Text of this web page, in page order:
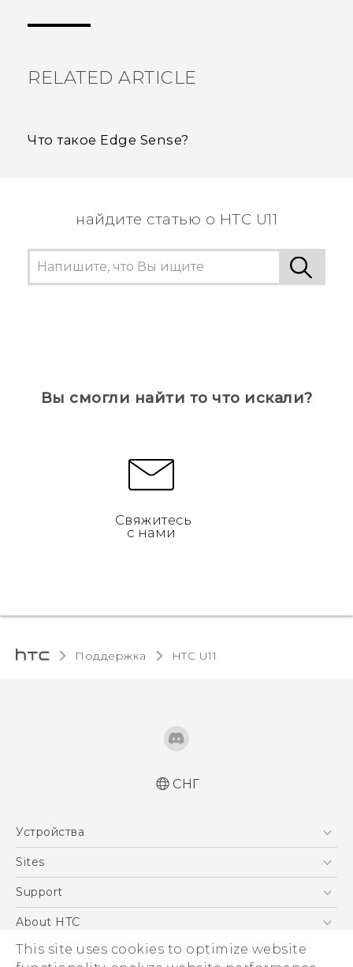
This site uses cookies to optimize website
RELATED ARTICLE
Что такое Edge Sense?
найдите статью о HTC U11
Вы смогли найти то что искали?
Свяжитесь
с нами
Поддержка HTC U11‎
Қазақ - Пайдаланушы нұсқаулығы
СНГ
Устройства
5G
EXODUS
VIVE
Sites
HTC Dev
Support
ПОДДЕРЖКА
About HTC
ESG